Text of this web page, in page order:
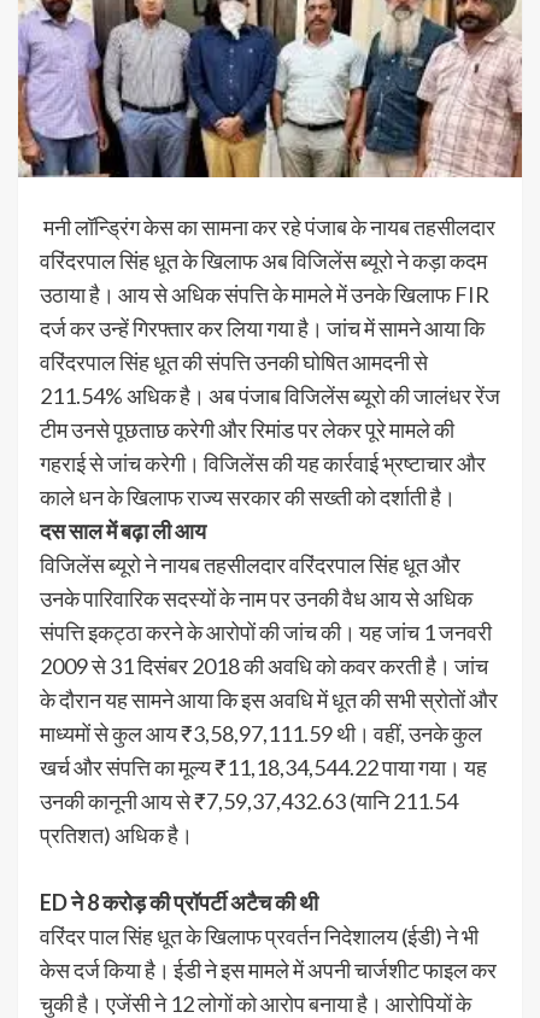
मनी लॉन्ड्रिंग केस का सामना कर रहे पंजाब के नायब तहसीलदार
वरिंदरपाल सिंह धूत के खिलाफ अब विजिलेंस ब्यूरो ने कड़ा कदम
उठाया है। आय से अधिक संपत्ति के मामले में उनके खिलाफ FIR
दर्ज कर उन्हें गिरफ्तार कर लिया गया है। जांच में सामने आया कि
वरिंदरपाल सिंह धूत की संपत्ति उनकी घोषित आमदनी से
211.54% अधिक है। अब पंजाब विजिलेंस ब्यूरो की जालंधर रेंज
टीम उनसे पूछताछ करेगी और रिमांड पर लेकर पूरे मामले की
गहराई से जांच करेगी। विजिलेंस की यह कार्रवाई भ्रष्टाचार और
काले धन के खिलाफ राज्य सरकार की सख्ती को दर्शाती है।
दस साल में बढ़ा ली आय
विजिलेंस ब्यूरो ने नायब तहसीलदार वरिंदरपाल सिंह धूत और
उनके पारिवारिक सदस्यों के नाम पर उनकी वैध आय से अधिक
संपत्ति इकट्ठा करने के आरोपों की जांच की। यह जांच 1 जनवरी
2009 से 31 दिसंबर 2018 की अवधि को कवर करती है। जांच
के दौरान यह सामने आया कि इस अवधि में धूत की सभी स्रोतों और
माध्यमों से कुल आय ₹3,58,97,111.59 थी। वहीं, उनके कुल
खर्च और संपत्ति का मूल्य ₹11,18,34,544.22 पाया गया। यह
उनकी कानूनी आय से ₹7,59,37,432.63 (यानि 211.54
प्रतिशत) अधिक है।
ED ने 8 करोड़ की प्रॉपर्टी अटैच की थी
वरिंदर पाल सिंह धूत के खिलाफ प्रवर्तन निदेशालय (ईडी) ने भी
केस दर्ज किया है। ईडी ने इस मामले में अपनी चार्जशीट फाइल कर
चुकी है। एजेंसी ने 12 लोगों को आरोप बनाया है। आरोपियों के